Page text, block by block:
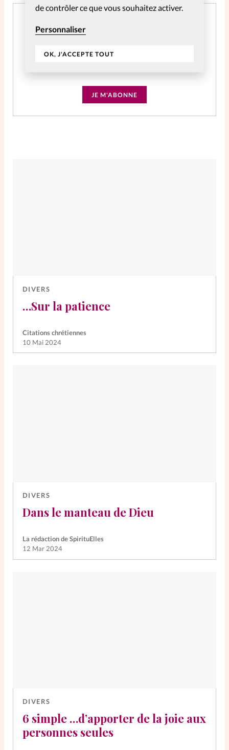
de contrôler ce que vous souhaitez activer.
Personnaliser
OK, J'ACCEPTE TOUT
PLUS UTILISER
CHF59.06
JE M'ABONNE
DIVERS
…Sur la patience
Citations chrétiennes
10 Mai 2024
DIVERS
Dans le manteau de Dieu
La rédaction de SpirituElles
12 Mar 2024
DIVERS
6 simple …d’apporter de la joie aux
personnes seules